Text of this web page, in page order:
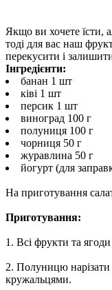
Якщо ви хочете їсти,
тоді для вас наш
перекусити і
Інгредієнти:
банан 1 шт
ківі 1 шт
персик 1 шт
виноград 100 г
полуниця 100 г
чорниця 50 г
журавлина 50 г
йогурт (для
На приготування
Приготування:
1. Всі фрукти та
2. Полуницю нарізати
кружальцями.